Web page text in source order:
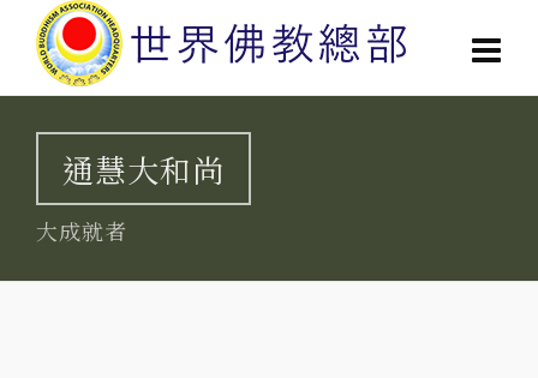
通慧大和尚
大成就者